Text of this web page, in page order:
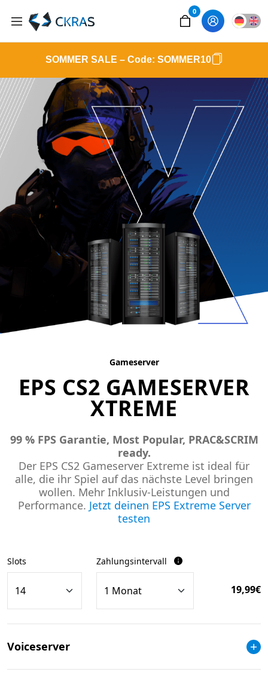
0
SOMMER SALE – Code: SOMMER10
Gameserver
EPS CS2 GAMESERVER
XTREME
99 % FPS Garantie, Most Popular, PRAC&SCRIM
ready.
Der EPS CS2 Gameserver Extreme ist ideal für
alle, die ihr Spiel auf das nächste Level bringen
wollen. Mehr Inklusiv-Leistungen und
Performance. Jetzt deinen EPS Extreme Server
testen
Slots Zahlungsintervall
19,99€
Voiceserver